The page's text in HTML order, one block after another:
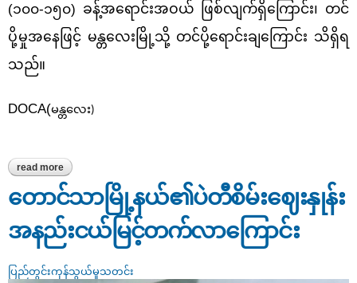
(၁၀၀-၁၅၀) ခန့်အရောင်းအဝယ် ဖြစ်လျက်ရှိကြောင်း၊ တင်
ပို့မှုအနေဖြင့် မန္တလေးမြို့သို့ တင်ပို့ရောင်းချကြောင်း သိရှိရ
သည်။
DOCA(မန္တလေး)
read more about တောင်သာမြို့နယ်၏မိုးနှမ်းစိုက်ပျိုးထားရှိမှုအခြေအနေ
တောင်သာမြို့နယ်၏ပဲတီစိမ်းဈေးနှုန်း
အနည်းငယ်မြင့်တက်လာကြောင်း
ပြည်တွင်းကုန်သွယ်မှုသတင်း